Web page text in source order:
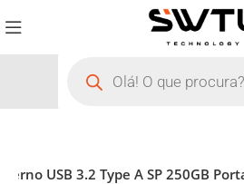
USB 3.2 Type A SP 250GB